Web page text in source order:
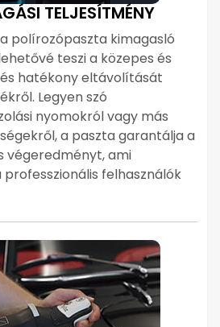
TELJESÍTMÉNY
polírozópaszta kimagasló
teszi a közepes és
hatékony eltávolítását
Legyen szó
nyomokról vagy más
a paszta garantálja a
végeredményt, ami
felhasználók